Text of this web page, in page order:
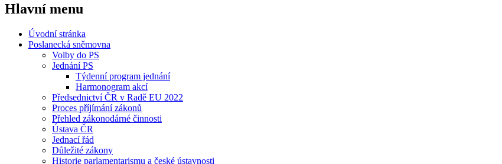
Hlavní menu
Úvodní stránka
Poslanecká sněmovna
Volby do PS
Jednání PS
Týdenní program jednání
Harmonogram akcí
Předsednictví ČR v Radě EU 2022
Proces příjímání zákonů
Přehled zákonodárné činnosti
Ústava ČR
Jednací řád
Důležité zákony
Historie parlamentarismu a české ústavnosti